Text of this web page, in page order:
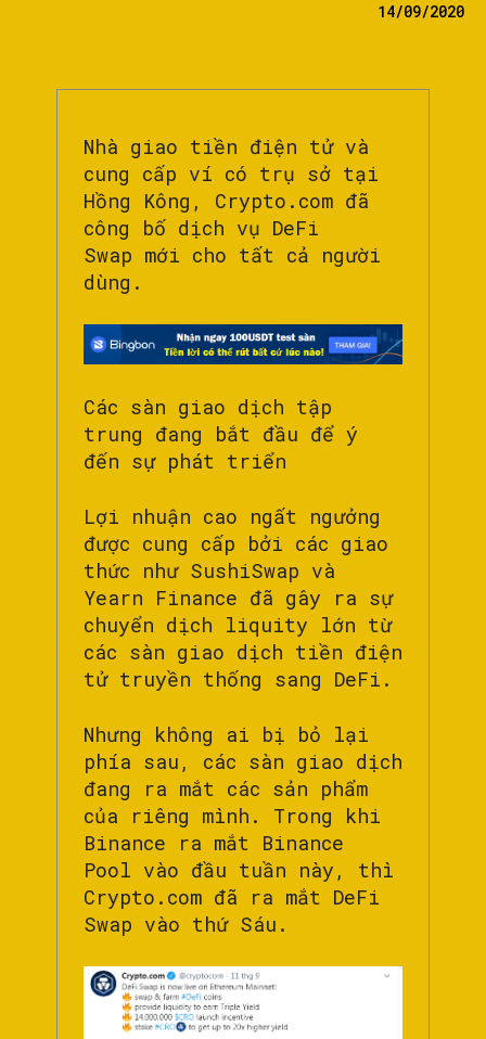
14/09/2020
Nhà giao tiền điện tử và
cung cấp ví có trụ sở tại
Hồng Kông, Crypto.com đã
công bố dịch vụ DeFi
Swap mới cho tất cả người
dùng.
Các sàn giao dịch tập
trung đang bắt đầu để ý
đến sự phát triển
Lợi nhuận cao ngất ngưởng
được cung cấp bởi các giao
thức như SushiSwap và
Yearn Finance đã gây ra sự
chuyển dịch liquity lớn từ
các sàn giao dịch tiền điện
tử truyền thống sang DeFi.
Nhưng không ai bị bỏ lại
phía sau, các sàn giao dịch
đang ra mắt các sản phẩm
của riêng mình. Trong khi
Binance ra mắt Binance
Pool vào đầu tuần này, thì
Crypto.com đã ra mắt DeFi
Swap vào thứ Sáu.